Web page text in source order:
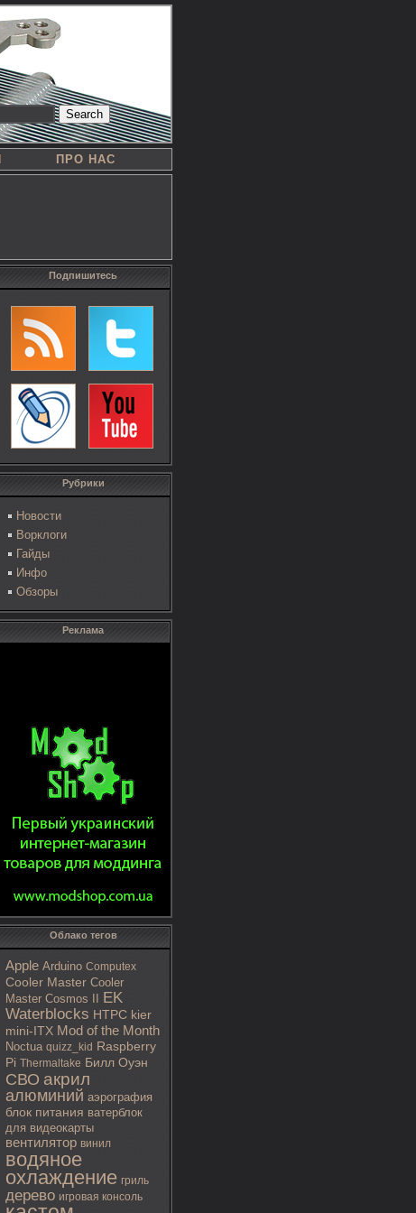
Search
ПРО НАС
Подпишитесь
Рубрики
Новости
Ворклоги
Гайды
Инфо
Обзоры
Реклама
Облако тегов
Apple Arduino Computex
Cooler Master Cooler
Master Cosmos II
EK
Waterblocks HTPC kier
mini-ITX Mod of the Month
Noctua quizz_kid Raspberry
Pi Thermaltake Билл Оуэн
СВО акрил
алюминий аэрография
блок питания ватерблок
для видеокарты
вентилятор винил
водяное
охлаждение гриль
дерево игровая консоль